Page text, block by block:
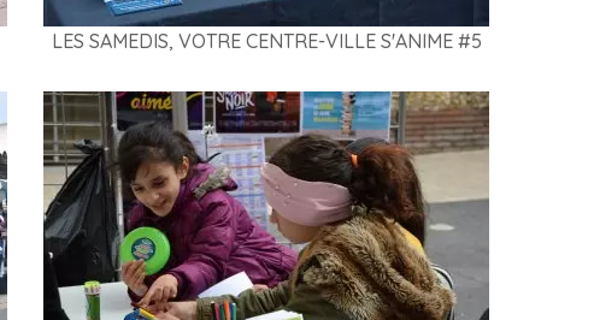
LES SAMEDIS, VOTRE CENTRE-VILLE S'ANIME #5